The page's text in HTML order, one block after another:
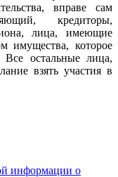
вправе сам
кредиторы,
лица, имеющие
имущества, которое
Все остальные лица,
взять участия в
информации о